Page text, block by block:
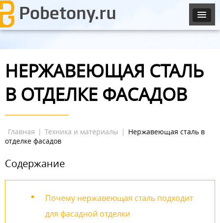
НЕРЖАВЕЮЩАЯ СТАЛЬ
В ОТДЕЛКЕ ФАСАДОВ
Главная | Техника и материалы | Нержавеющая сталь в
отделке фасадов
Содержание
Почему нержавеющая сталь подходит
для фасадной отделки